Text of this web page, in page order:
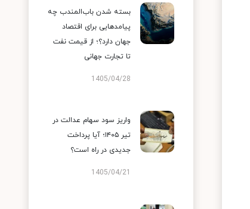
بسته شدن باب‌المندب چه
پیامدهایی برای اقتصاد
جهان دارد؟؛ از قیمت نفت
تا تجارت جهانی
1405/04/28
واریز سود سهام عدالت در
تیر ۱۴۰۵؛ آیا پرداخت
جدیدی در راه است؟
1405/04/21